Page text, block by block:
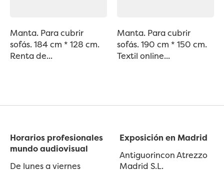
Manta. Para cubrir
sofás. 184 cm * 128 cm.
Renta de...
Manta. Para cubrir
sofás. 190 cm * 150 cm.
Textil online...
Horarios profesionales
mundo audiovisual
De lunes a viernes
Exposición en Madrid
Antiguorincon Atrezzo
Madrid S.L.